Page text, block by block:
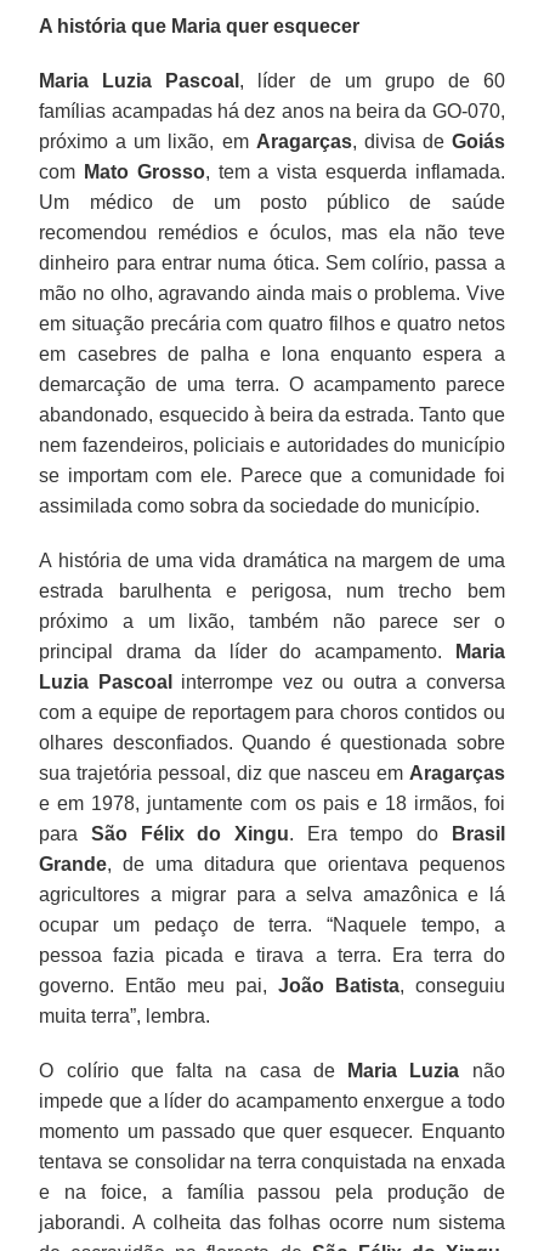
A história que Maria quer esquecer
Maria Luzia Pascoal , líder de um grupo de 60
famílias acampadas há dez anos na beira da GO-070,
próximo a um lixão, em Aragarças, divisa de Goiás
com Mato Grosso, tem a vista esquerda inflamada.
Um médico de um posto público de saúde
recomendou remédios e óculos, mas ela não teve
dinheiro para entrar numa ótica. Sem colírio, passa a
mão no olho, agravando ainda mais o problema. Vive
em situação precária com quatro filhos e quatro netos
em casebres de palha e lona enquanto espera a
demarcação de uma terra. O acampamento parece
abandonado, esquecido à beira da estrada. Tanto que
nem fazendeiros, policiais e autoridades do município
se importam com ele. Parece que a comunidade foi
assimilada como sobra da sociedade do município.
A história de uma vida dramática na margem de uma
estrada barulhenta e perigosa, num trecho bem
próximo a um lixão, também não parece ser o
principal drama da líder do acampamento.
Maria
Luzia Pascoal
interrompe vez ou outra a conversa
com a equipe de reportagem para choros contidos ou
olhares desconfiados. Quando é questionada sobre
sua trajetória pessoal, diz que nasceu em Aragarças
e em 1978, juntamente com os pais e 18 irmãos, foi
paraSão Félix do Xingu. Era tempo do
Brasil
Grande, de uma ditadura que orientava pequenos
agricultores a migrar para a selva amazônica e lá
ocupar um pedaço de terra. “Naquele tempo, a
pessoa fazia picada e tirava a terra. Era terra do
governo. Então meu pai, João Batista, conseguiu
muita terra”, lembra.
O colírio que falta na casa de Maria Luzia não
impede que a líder do acampamento enxergue a todo
momento um passado que quer esquecer. Enquanto
tentava se consolidar na terra conquistada na enxada
e na foice, a família passou pela produção de
jaborandi. A colheita das folhas ocorre num sistema